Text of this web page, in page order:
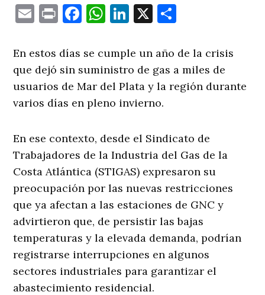
EmailPrintFacebook
WhatsApp
LinkedIn
X
En estos días se cumple un año de la crisis
que dejó sin suministro de gas a miles de
usuarios de Mar del Plata y la región durante
varios días en pleno invierno.
En ese contexto, desde el Sindicato de
Trabajadores de la Industria del Gas de la
Costa Atlántica (STIGAS) expresaron su
preocupación por las nuevas restricciones
que ya afectan a las estaciones de GNC y
advirtieron que, de persistir las bajas
temperaturas y la elevada demanda, podrían
registrarse interrupciones en algunos
sectores industriales para garantizar el
abastecimiento residencial.